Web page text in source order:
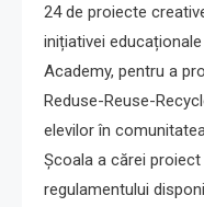
24 de proiecte
inițiativei
Academy, pentru a
Reduse-Reuse-
elevilor în
Școala a cărei
regulamentului